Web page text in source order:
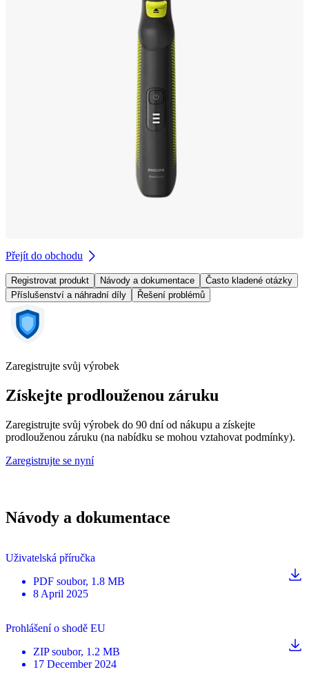
Přejít do obchodu
Registrovat produkt Návody a dokumentace
Často kladené otázky
Příslušenství a náhradní díly
Řešení problémů
Zaregistrujte svůj výrobek
Získejte prodlouženou záruku
Zaregistrujte svůj výrobek do 90 dní od nákupu a získejte
prodlouženou záruku (na nabídku se mohou vztahovat podmínky).
Zaregistrujte se nyní
Návody a dokumentace
Uživatelská příručka
PDF soubor, 1.8 MB
8 April 2025
Prohlášení o shodě EU
ZIP soubor, 1.2 MB
17 December 2024